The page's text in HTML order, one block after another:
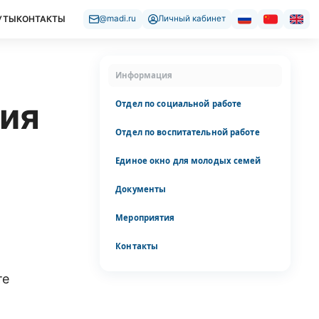
КОНТАКТЫ @madi.ru Личный кабинет
Информация
Отдел по социальной работе
Отдел по воспитательной работе
Единое окно для молодых семей
Документы
Мероприятия
Контакты